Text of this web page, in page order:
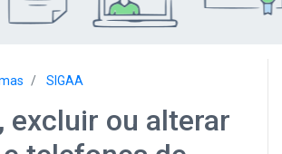
SIGAA
excluir ou alterar